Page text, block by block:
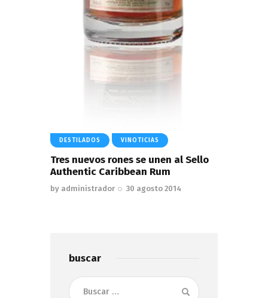
DESTILADOS VINOTICIAS
Tres nuevos rones se unen al Sello
Authentic Caribbean Rum
by administrador 30 agosto 2014
buscar
Buscar: